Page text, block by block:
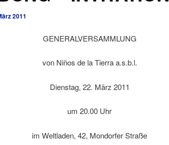
2011
GENERALVERSAMMLUNG
von Niños de la Tierra a.s.b.l.
Dienstag, 22. März 2011
um 20.00 Uhr
im Weltladen, 42, Mondorfer Straße